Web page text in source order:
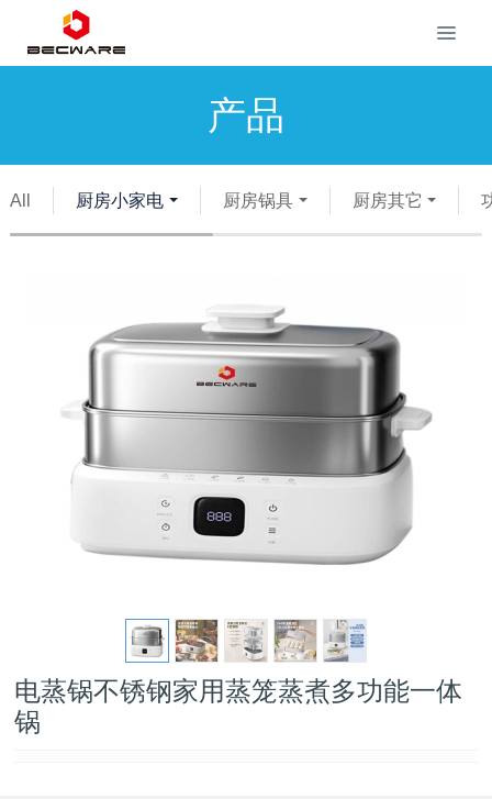
产品
All 厨房小家电 厨房锅具 厨房其它
电蒸锅不锈钢家用蒸笼蒸煮多功能一体
锅